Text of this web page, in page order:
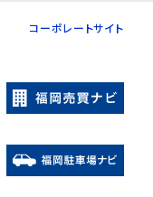
コーポレートサイト